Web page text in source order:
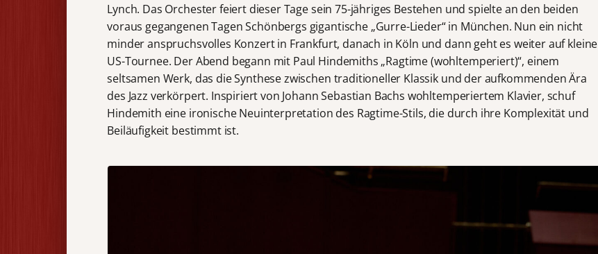
Lynch. Das Orchester feiert dieser Tage sein 75-jähriges Bestehen und spielte an den beiden
voraus gegangenen Tagen Schönbergs gigantische „Gurre-Lieder“ in München. Nun ein nicht
minder anspruchsvolles Konzert in Frankfurt, danach in Köln und dann geht es weiter auf kleine
US-Tournee. Der Abend begann mit Paul Hindemiths „Ragtime (wohltemperiert)“, einem
seltsamen Werk, das die Synthese zwischen traditioneller Klassik und der aufkommenden Ära
des Jazz verkörpert. Inspiriert von Johann Sebastian Bachs wohltemperiertem Klavier, schuf
Hindemith eine ironische Neuinterpretation des Ragtime-Stils, die durch ihre Komplexität und
Beiläufigkeit bestimmt ist.